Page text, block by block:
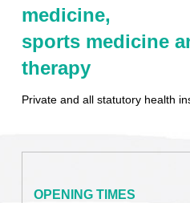
medicine,
sports medicine
therapy
Private and all statutory health
OPENING TIMES